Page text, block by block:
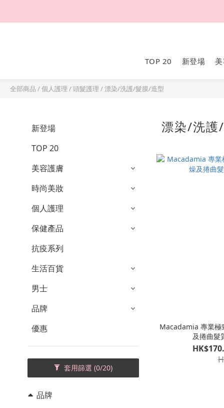
TOP 20 新登場
全部商品 /個人護理 /頭髮護理 /漂染/洗護/髮膜/造型
新登場
TOP 20
美容護膚
時尚美妝
個人護理
保健產品
抗疫系列
生活百貨
男士
品牌
優惠
套用篩選 (0/20)
品牌
漂染/洗
Macadamia 專業極
及捲曲髮